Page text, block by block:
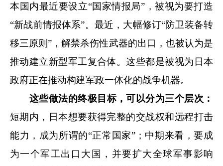
本国内最近要设立“国家情报局”，被视为要打造
“新战前情报体系”。最近，大幅修订“防卫装备转
移三原则”，解禁杀伤性武器的出口，也被认为是
推动建立新型军工复合体。这些都是被视为日本
政府正在推动构建军政一体化的战争机器。
这些做法的终极目标，可以分为三个层次：
短期内，日本想要获得完整的交战权和远程打击
能力，成为所谓的“正常国家”；中期来看，要成
为一个军工出口大国，并要扩大全球军事影响